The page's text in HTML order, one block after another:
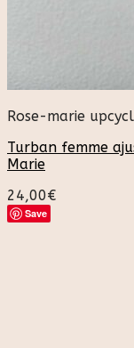
Rose-marie
Turban femme
Marie
24,00€
Save